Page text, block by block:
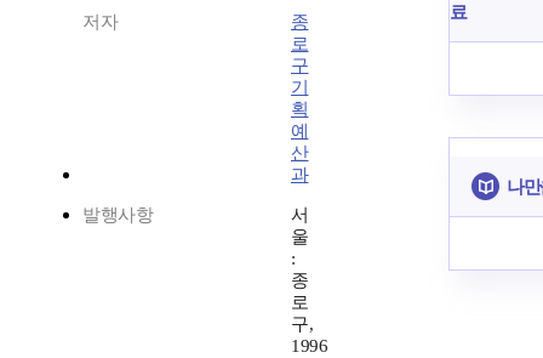
저자
종
로
구
기
획
예
산
과
발행사항
서
울
:
종
로
구,
1996
료
나